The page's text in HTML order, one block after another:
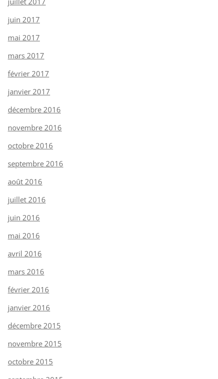
juin 2017
mai 2017
mars 2017
février 2017
janvier 2017
décembre 2016
novembre 2016
octobre 2016
septembre 2016
août 2016
juillet 2016
juin 2016
mai 2016
avril 2016
mars 2016
février 2016
janvier 2016
décembre 2015
novembre 2015
octobre 2015